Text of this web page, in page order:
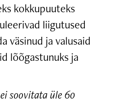
kokkupuuteks
liigutused
väsinud ja valusaid
lõõgastunuks ja
soovitata üle 60